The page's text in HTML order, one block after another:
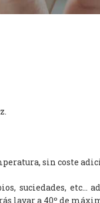
sin coste
suciedades, etc…
lavar a 40º de